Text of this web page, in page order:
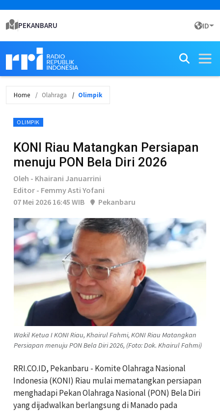
PEKANBARU ID
Home Olahraga Olimpik
OLIMPIK
KONI Riau Matangkan Persiapan
menuju PON Bela Diri 2026
Oleh - Khairani Januarrini
Editor - Femmy Asti Yofani
07 Mei 2026 16:45 WIB
Pekanbaru
Wakil Ketua I KONI Riau, Khairul Fahmi, KONI Riau Matangkan
Persiapan menuju PON Bela Diri 2026, (Foto: Dok. Khairul Fahmi)
RRI.CO.ID, Pekanbaru - Komite Olahraga Nasional
Indonesia (KONI) Riau mulai mematangkan persiapan
menghadapi Pekan Olahraga Nasional (PON) Bela Diri
yang dijadwalkan berlangsung di Manado pada